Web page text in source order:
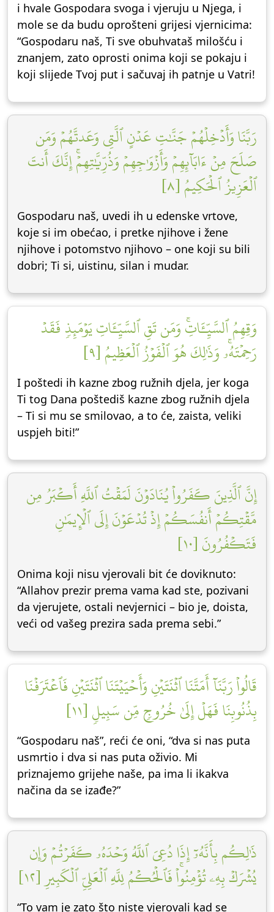
i hvale Gospodara svoga i vjeruju u Njega, i
mole se da budu oprošteni grijesi vjernicima:
“Gospodaru naš, Ti sve obuhvataš milošću i
znanjem, zato oprosti onima koji se pokaju i
koji slijede Tvoj put i sačuvaj ih patnje u Vatri!
رَبَّنَا وَأَدۡخِلۡهُمۡ جَنَّٰتِ عَدۡنٍ ٱلَّتِي وَعَدتَّهُمۡ وَمَن
صَلَحَ مِنۡ ءَابَآئِهِمۡ وَأَزۡوَٰجِهِمۡ وَذُرِّيَّٰتِهِمۡۚ إِنَّكَ أَنتَ
ٱلۡعَزِيزُ ٱلۡحَكِيمُ [٨]
Gospodaru naš, uvedi ih u edenske vrtove,
koje si im obećao, i pretke njihove i žene
njihove i potomstvo njihovo – one koji su bili
dobri; Ti si, uistinu, silan i mudar.
وَقِهِمُ ٱلسَّيِّـَٔاتِۚ وَمَن تَقِ ٱلسَّيِّـَٔاتِ يَوۡمَئِذٖ فَقَدۡ
رَحِمۡتَهُۥۚ وَذَٰلِكَ هُوَ ٱلۡفَوۡزُ ٱلۡعَظِيمُ [٩]
I poštedi ih kazne zbog ružnih djela, jer koga
Ti tog Dana poštediš kazne zbog ružnih djela
– Ti si mu se smilovao, a to će, zaista, veliki
uspjeh biti!”
إِنَّ ٱلَّذِينَ كَفَرُواْ يُنَادَوۡنَ لَمَقۡتُ ٱللَّهِ أَكۡبَرُ مِن
مَّقۡتِكُمۡ أَنفُسَكُمۡ إِذۡ تُدۡعَوۡنَ إِلَى ٱلۡإِيمَٰنِ
فَتَكۡفُرُونَ [١٠]
Onima koji nisu vjerovali bit će doviknuto:
“Allahov prezir prema vama kad ste, pozivani
da vjerujete, ostali nevjernici – bio je, doista,
veći od vašeg prezira sada prema sebi.”
قَالُواْ رَبَّنَآ أَمَتَّنَا ٱثۡنَتَيۡنِ وَأَحۡيَيۡتَنَا ٱثۡنَتَيۡنِ فَٱعۡتَرَفۡنَا
بِذُنُوبِنَا فَهَلۡ إِلَىٰ خُرُوجٖ مِّن سَبِيلٖ [١١]
“Gospodaru naš”, reći će oni, “dva si nas puta
usmrtio i dva si nas puta oživio. Mi
priznajemo grijehe naše, pa ima li ikakva
načina da se izađe?”
ذَٰلِكُم بِأَنَّهُۥٓ إِذَا دُعِيَ ٱللَّهُ وَحۡدَهُۥ كَفَرۡتُمۡ وَإِن
يُشۡرَكۡ بِهِۦ تُؤۡمِنُواْۚ فَٱلۡحُكۡمُ لِلَّهِ ٱلۡعَلِيِّ ٱلۡكَبِيرِ [١٢]
“To vam je zato što niste vjerovali kad se